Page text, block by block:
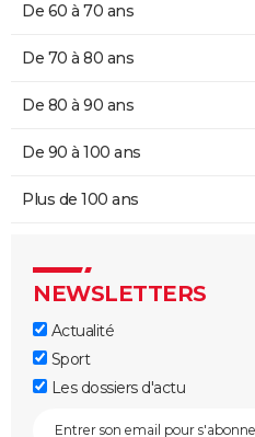
De 60 à 70 ans
De 70 à 80 ans
De 80 à 90 ans
De 90 à 100 ans
Plus de 100 ans
NEWSLETTERS
Actualité
Sport
Les dossiers d'actu